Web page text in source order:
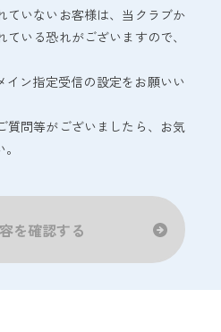
ていないお客様は、当クラブか
いる恐れがございますので、
イン指定受信の設定をお願いい
問等がございましたら、お気